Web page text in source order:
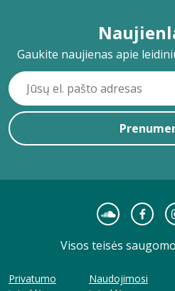
Gaukite naujienas apie
Visos teisės
Privatumo
Naudojimosi